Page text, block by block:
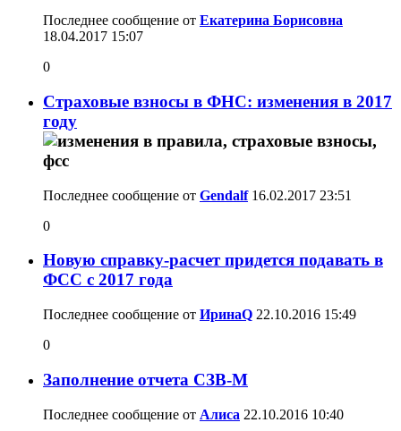
Последнее сообщение от Екатерина Борисовна
18.04.2017 15:07
0
Страховые взносы в ФНС: изменения в 2017
году
Последнее сообщение от Gendalf16.02.2017 23:51
0
Новую справку-расчет придется подавать в
ФСС с 2017 года
Последнее сообщение от ИринаQ 22.10.2016 15:49
0
Заполнение отчета СЗВ-М
Последнее сообщение от Алиса 22.10.2016 10:40